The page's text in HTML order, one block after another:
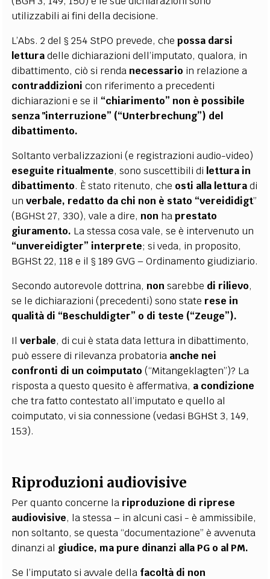
utilizzabili ai fini della decisione.
L’Abs. 2 del § 254 StPO prevede, chepossa darsi
letturadelle dichiarazioni dell’imputato, qualora, in
dibattimento, ciò si renda necessario in relazione a
contraddizioni con riferimento a precedenti
dichiarazioni e se il “chiarimento” non è possibile
senza "interruzione” (“Unterbrechung”) del
dibattimento.
Soltanto verbalizzazioni (e registrazioni audio-video)
eseguite ritualmente, sono suscettibili di lettura in
dibattimento. È stato ritenuto, che osti alla letturadi
unverbale, redatto da chi non è stato “vereididigt”
(BGHSt 27, 330), vale a dire, non haprestato
giuramento. La stessa cosa vale, se è intervenuto un
“unvereidigter” interprete; si veda, in proposito,
BGHSt 22, 118 e il § 189 GVG – Ordinamento giudiziario.
Secondo autorevole dottrina, nonsarebbe di rilievo,
se le dichiarazioni (precedenti) sono state rese in
qualità di “Beschuldigter” o di teste (“Zeuge”).
Ilverbale, di cui è stata data lettura in dibattimento,
può essere di rilevanza probatoria anche nei
confronti di un coimputato (“Mitangeklagten”)? La
risposta a questo quesito è affermativa, a condizione
che tra fatto contestato all’imputato e quello al
coimputato, vi sia connessione (vedasi BGHSt 3, 149,
153).
Riproduzioni audiovisive
Per quanto concerne la riproduzione di riprese
audiovisive, la stessa – in alcuni casi - è ammissibile,
non soltanto, se questa “documentazione” è avvenuta
dinanzi al giudice, ma pure dinanzi alla PG o al PM.
Se l’imputato si avvale della facoltà di non